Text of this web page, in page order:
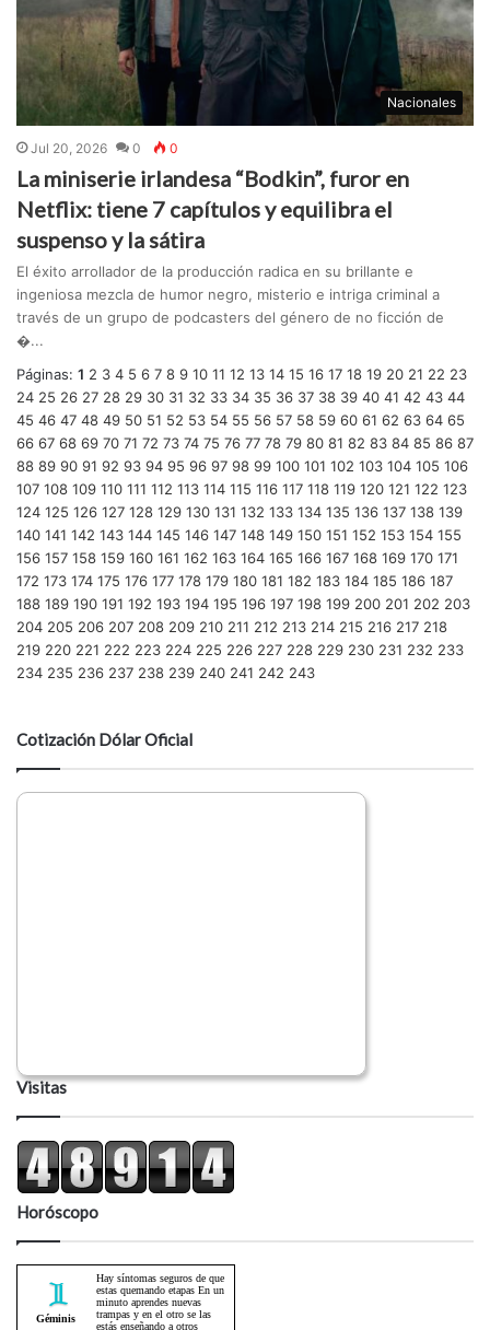
Nacionales
Jul 20, 2026 0 0
La miniserie irlandesa “Bodkin”, furor en
Netflix: tiene 7 capítulos y equilibra el
suspenso y la sátira
El éxito arrollador de la producción radica en su brillante e
ingeniosa mezcla de humor negro, misterio e intriga criminal a
través de un grupo de podcasters del género de no ficción de
�...
Páginas: 1 2 3 4 5 6 7 8 9 10 11 12 13 14 15 16 17 18 19 20 21 22 23
24 25 26 27 28 29 30 31 32 33 34 35 36 37 38 39 40 41 42 43 44
45 46 47 48 49 50 51 52 53 54 55 56 57 58 59 60 61 62 63 64 65
66 67 68 69 70 71 72 73 74 75 76 77 78 79 80 81 82 83 84 85 86 87
88 89 90 91 92 93 94 95 96 97 98 99 100 101 102 103 104 105 106
107 108 109 110 111 112 113 114 115 116 117 118 119 120 121 122 123
124 125 126 127 128 129 130 131 132 133 134 135 136 137 138 139
140 141 142 143 144 145 146 147 148 149 150 151 152 153 154 155
156 157 158 159 160 161 162 163 164 165 166 167 168 169 170 171
172 173 174 175 176 177 178 179 180 181 182 183 184 185 186 187
188 189 190 191 192 193 194 195 196 197 198 199 200 201 202 203
204 205 206 207 208 209 210 211 212 213 214 215 216 217 218
219 220 221 222 223 224 225 226 227 228 229 230 231 232 233
234 235 236 237 238 239 240 241 242 243
Cotización Dólar Oficial
Visitas
Horóscopo